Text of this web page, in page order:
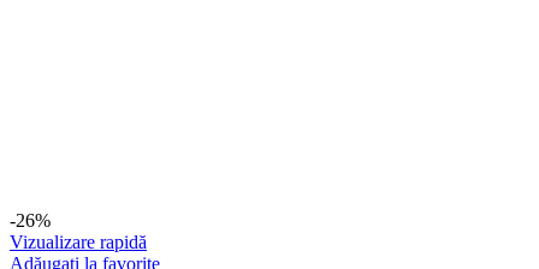
-26%
Vizualizare rapidă
Adăugați la favorite